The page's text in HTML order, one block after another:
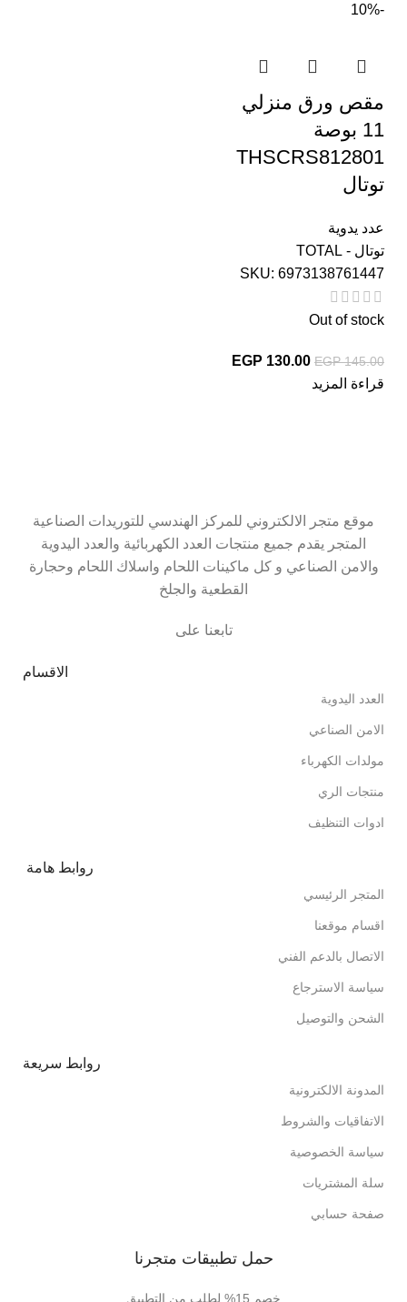
-10%
مقص ورق منزلي
11 بوصة
THSCRS812801
توتال
عدد يدوية
توتال - TOTAL
SKU: 6973138761447
Out of stock
EGP145.00
EGP 130.00
قراءة المزيد
موقع متجر الالكتروني للمركز الهندسي للتوريدات الصناعية
المتجر يقدم جميع منتجات العدد الكهربائية والعدد اليدوية
والامن الصناعي و كل ماكينات اللحام واسلاك اللحام وحجارة
القطعية والجلخ
تابعنا على
الاقسام
العدد اليدوية
الامن الصناعي
مولدات الكهرباء
منتجات الري
ادوات التنظيف
روابط هامة
المتجر الرئيسي
اقسام موقعنا
الاتصال بالدعم الفني
سياسة الاسترجاع
الشحن والتوصيل
روابط سريعة
المدونة الالكترونية
الاتفاقيات والشروط
سياسة الخصوصية
سلة المشتريات
صفحة حسابي
حمل تطبيقات متجرنا
خصم 15% لطلب من التطبيق